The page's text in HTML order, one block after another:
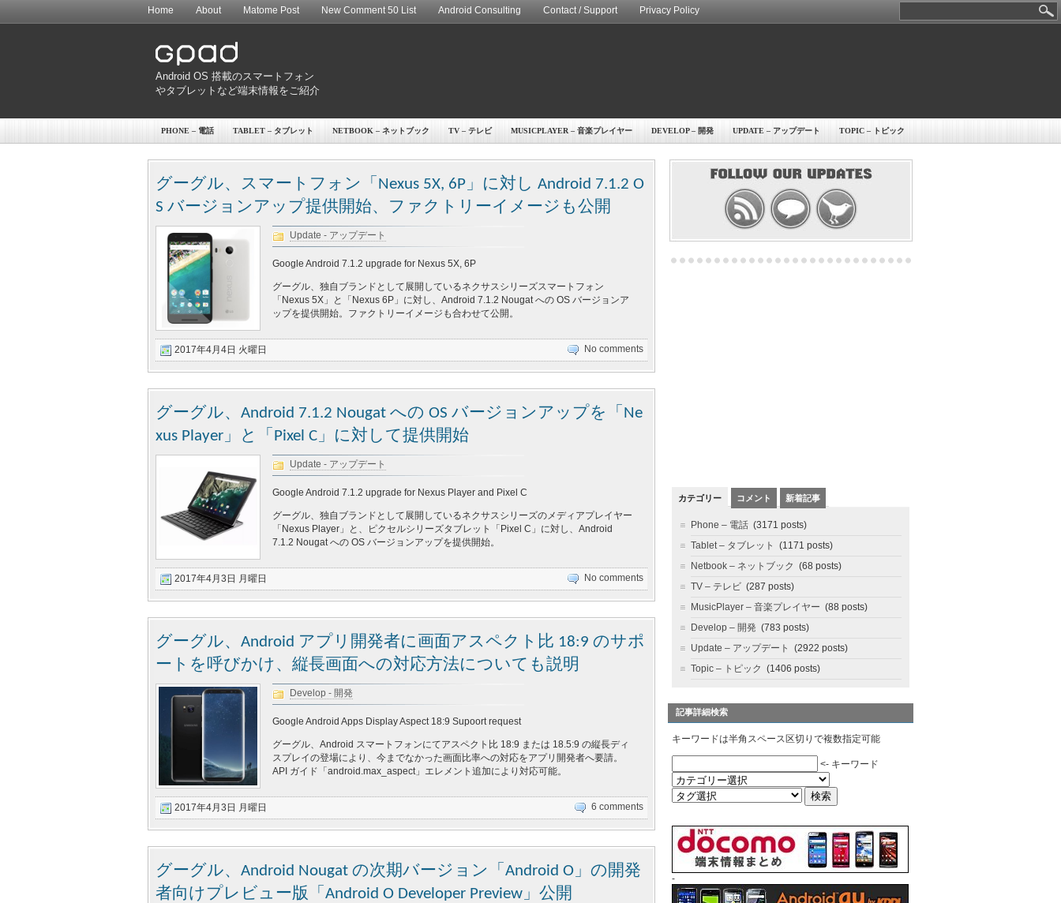
Home About Matome Post New Comment 50 List Android Consulting Contact / Support Privacy Policy
Android OS 搭載のスマートフォン
やタブレットなど端末情報をご紹介
PHONE – 電話 TABLET – タブレット NETBOOK – ネットブック TV – テレビ MUSICPLAYER – 音楽プレイヤー DEVELOP – 開発 UPDATE – アップデート TOPIC – トピック
グーグル、スマートフォン「Nexus 5X, 6P」に対し Android 7.1.2 O
S バージョンアップ提供開始、ファクトリーイメージも公開
Update - アップデート
Google Android 7.1.2 upgrade for Nexus 5X, 6P
グーグル、独自ブランドとして展開しているネクサスシリーズスマートフォン
「Nexus 5X」と「Nexus 6P」に対し、Android 7.1.2 Nougat への OS バージョンア
ップを提供開始。ファクトリーイメージも合わせて公開。
2017年4月4日 火曜日 No comments
グーグル、Android 7.1.2 Nougat への OS バージョンアップを「Ne
xus Player」と「Pixel C」に対して提供開始
Update - アップデート
Google Android 7.1.2 upgrade for Nexus Player and Pixel C
グーグル、独自ブランドとして展開しているネクサスシリーズのメディアプレイヤー
「Nexus Player」と、ピクセルシリーズタブレット「Pixel C」に対し、Android
7.1.2 Nougat への OS バージョンアップを提供開始。
2017年4月3日 月曜日 No comments
グーグル、Android アプリ開発者に画面アスペクト比 18:9 のサポ
ートを呼びかけ、縦長画面への対応方法についても説明
Develop - 開発
Google Android Apps Display Aspect 18:9 Supoort request
グーグル、Android スマートフォンにてアスペクト比 18:9 または 18.5:9 の縦長ディ
スプレイの登場により、今までなかった画面比率への対応をアプリ開発者へ要請。
API ガイド「android.max_aspect」エレメント追加により対応可能。
2017年4月3日 月曜日 6 comments
グーグル、Android Nougat の次期バージョン「Android O」の開発
者向けプレビュー版「Android O Developer Preview」公開
カテゴリー コメント 新着記事
Phone – 電話 (3171 posts)
Tablet – タブレット
(1171 posts)
Netbook – ネットブック (68 posts)
TV – テレビ (287 posts)
MusicPlayer – 音楽プレイヤー (88 posts)
Develop – 開発 (783 posts)
Update – アップデート
(2922 posts)
Topic – トピック (1406 posts)
記事詳細検索
キーワードは半角スペース区切りで複数指定可能
<- キーワード
-